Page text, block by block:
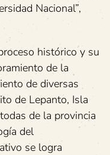
Nacional”,
histórico y su
de la
de diversas
de Lepanto, Isla
de la provincia
del
se logra